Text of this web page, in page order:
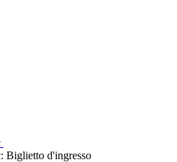
Biglietto d'ingresso